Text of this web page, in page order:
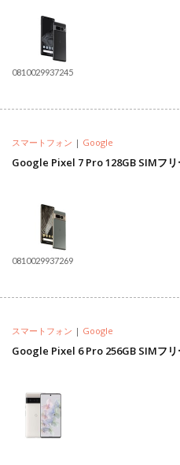
0810029937245
スマートフォン | Google
Google Pixel 7 Pro 128GB SIMフ
0810029937269
スマートフォン | Google
Google Pixel 6 Pro 256GB SIMフ